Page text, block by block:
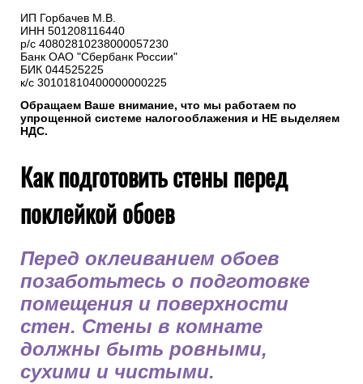
ИП Горбачев М.В.
ИНН 501208116440
р/с 40802810238000057230
Банк ОАО "Сбербанк России"
БИК 044525225
к/с 30101810400000000225
Обращаем Ваше внимание, что мы работаем по
упрощенной системе налогооблажения и НЕ выделяем
НДС.
Как подготовить стены перед
поклейкой обоев
Перед оклеиванием обоев
позаботьтесь о подготовке
помещения и поверхности
стен. Стены в комнате
должны быть ровными,
сухими и чистыми.